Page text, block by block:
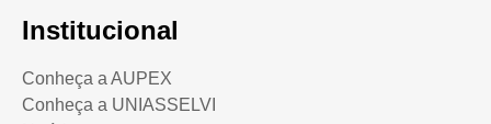
Institucional
Conheça a AUPEX
Conheça a UNIASSELVI